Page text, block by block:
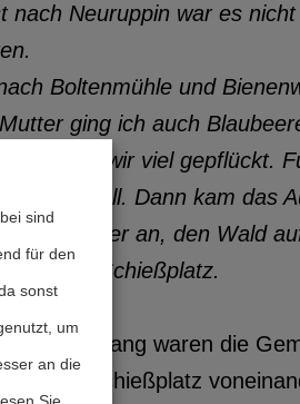
nach Neuruppin war es
Boltenmühle und
ging ich auch
haben wir viel gepflückt.
Dann kam das
wir wieder an, den Wald
Schießplatz.
40 Jahre lang waren die
Schießplatz
sind
für den
sonst
um
an die